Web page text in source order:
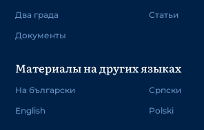
Два града
Документы
Статьи
Материалы на других языках
На български
English
Српски
Polski